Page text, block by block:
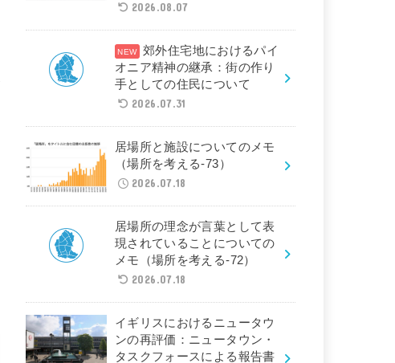
2026.08.07
郊外住宅地におけるパイ
オニア精神の継承：街の作り
手としての住民について
2026.07.31
居場所と施設についてのメモ
（場所を考える-73）
2026.07.18
居場所の理念が言葉として表
現されていることについての
メモ（場所を考える-72）
2026.07.18
イギリスにおけるニュータウ
ンの再評価：ニュータウン・
タスクフォースによる報告書